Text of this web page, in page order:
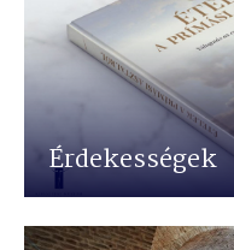
Érdekességek